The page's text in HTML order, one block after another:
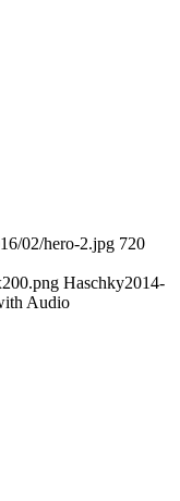
02/hero-2.jpg 720
Haschky2014-
Audio